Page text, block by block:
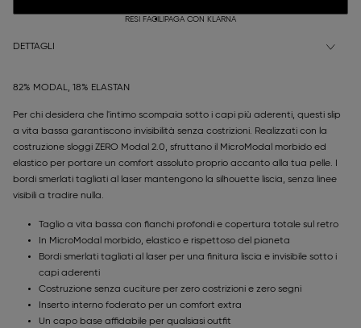
RESI FACILI PAGA CON KLARNA
DETTAGLI
82% MODAL, 18% ELASTAN
Per chi desidera che l'intimo scompaia sotto i capi più aderenti, questi slip
a vita bassa garantiscono invisibilità senza costrizioni. Realizzati con la
costruzione sloggi ZERO Modal 2.0, sfruttano il MicroModal morbido ed
elastico per portare un comfort assoluto proprio accanto alla tua pelle. I
bordi smerlati tagliati al laser mantengono la silhouette liscia, senza linee
visibili a tradire nulla.
Taglio a vita bassa con fianchi profondi e copertura totale sul retro
In MicroModal morbido, elastico e rispettoso del pianeta
Bordi smerlati tagliati al laser per una finitura liscia e invisibile sotto i
capi aderenti
Costruzione senza cuciture per zero costrizioni e zero segni
Inserto interno foderato per un comfort extra
Un capo base affidabile per qualsiasi outfit